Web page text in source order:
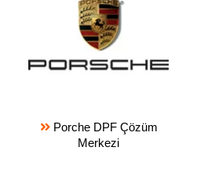
Porche DPF Çözüm
Merkezi